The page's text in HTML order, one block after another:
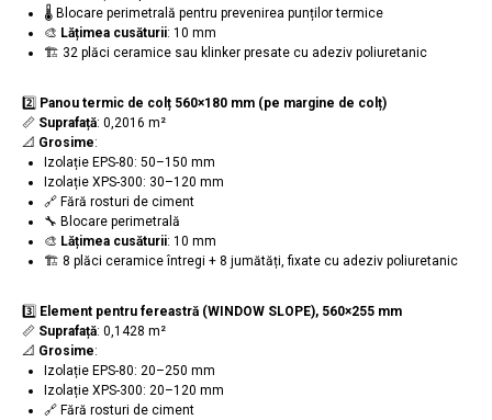
🌡️ Blocare perimetrală pentru prevenirea punților termice
🎨 Lățimea cusăturii: 10 mm
🏗️ 32 plăci ceramice sau klinker presate cu adeziv poliuretanic
2️⃣ Panou termic de colț 560×180 mm (pe margine de colț)
📏 Suprafață: 0,2016 m²
📐 Grosime:
Izolație EPS-80: 50–150 mm
Izolație XPS-300: 30–120 mm
🔗 Fără rosturi de ciment
🔧 Blocare perimetrală
🎨 Lățimea cusăturii: 10 mm
🏗️ 8 plăci ceramice întregi + 8 jumătăți, fixate cu adeziv poliuretanic
3️⃣ Element pentru fereastră (WINDOW SLOPE), 560×255 mm
📏 Suprafață: 0,1428 m²
📐 Grosime:
Izolație EPS-80: 20–250 mm
Izolație XPS-300: 20–120 mm
🔗 Fără rosturi de ciment